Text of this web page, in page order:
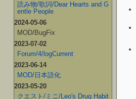
読み物/歌詞/Dear Hearts and G
entle People
2024-05-06
MOD/BugFix
2023-07-02
Forum/4/logCurrent
2023-06-14
MOD/日本語化
2023-05-20
クエスト/ミニ/Leo's Drug Habit